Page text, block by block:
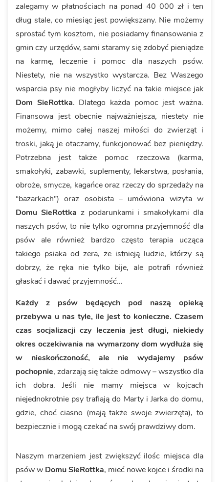
zalegamy w płatnościach na ponad 40 000 zł i ten
dług stale, co miesiąc jest powiększany. Nie możemy
sprostać tym kosztom, nie posiadamy finansowania z
gmin czy urzędów, sami staramy się zdobyć pieniądze
na karmę, leczenie i pomoc dla naszych psów.
Niestety, nie na wszystko wystarcza. Bez Waszego
wsparcia psy nie mogłyby liczyć na takie miejsce jak
Dom SieRottka. Dlatego każda pomoc jest ważna.
Finansowa jest obecnie najważniejsza, niestety nie
możemy, mimo całej naszej miłości do zwierząt i
troski, jaką je otaczamy, funkcjonować bez pieniędzy.
Potrzebna jest także pomoc rzeczowa (karma,
smakołyki, zabawki, suplementy, lekarstwa, posłania,
obroże, smycze, kagańce oraz rzeczy do sprzedaży na
“bazarkach”) oraz osobista – umówiona wizyta w
Domu SieRottka z podarunkami i smakołykami dla
naszych psów, to nie tylko ogromna przyjemność dla
psów ale również bardzo często terapia ucząca
takiego psiaka od zera, że istnieją ludzie, którzy są
dobrzy, że ręka nie tylko bije, ale potrafi również
głaskać i dawać przyjemność...
Każdy z psów będących pod naszą opieką
przebywa u nas tyle, ile jest to konieczne. Czasem
czas socjalizacji czy leczenia jest długi, niekiedy
okres oczekiwania na wymarzony dom wydłuża się
w nieskończoność, ale nie wydajemy psów
pochopnie, zdarzają się także odmowy – wszystko dla
ich dobra. Jeśli nie mamy miejsca w kojcach
niejednokrotnie psy trafiają do Marty i Jarka do domu,
gdzie, choć ciasno (mają także swoje zwierzęta), to
bezpiecznie i mogą czekać na swój prawdziwy dom.
Naszym marzeniem jest zwiększyć ilośc miejsca dla
psów w Domu SieRottka, mieć nowe kojce i środki na